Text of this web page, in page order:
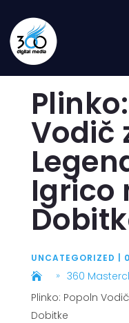
Vodič
Igrico
UNCATEGORIZED
9 360
Plinko: Popoln
Dobitke